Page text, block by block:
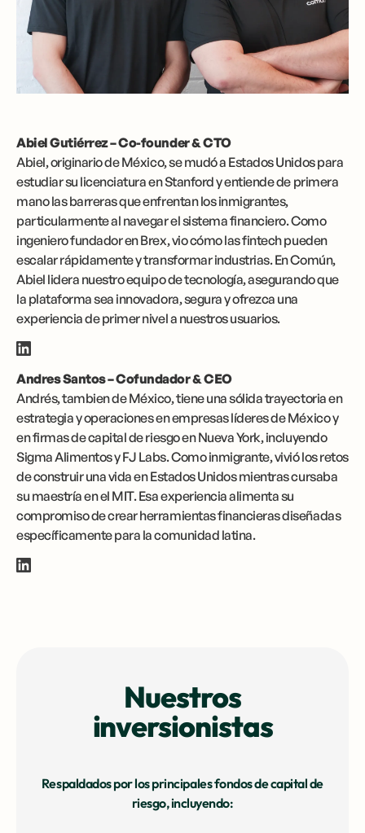
Abiel Gutiérrez – Co-founder & CTO
Abiel, originario de México, se mudó a Estados Unidos para
estudiar su licenciatura en Stanford y entiende de primera
mano las barreras que enfrentan los inmigrantes,
particularmente al navegar el sistema financiero. Como
ingeniero fundador en Brex, vio cómo las fintech pueden
escalar rápidamente y transformar industrias. En Común,
Abiel lidera nuestro equipo de tecnología, asegurando que
la plataforma sea innovadora, segura y ofrezca una
experiencia de primer nivel a nuestros usuarios.
Andres Santos – Cofundador & CEO
Andrés, tambien de México, tiene una sólida trayectoria en
estrategia y operaciones en empresas líderes de México y
en firmas de capital de riesgo en Nueva York, incluyendo
Sigma Alimentos y FJ Labs. Como inmigrante, vivió los retos
de construir una vida en Estados Unidos mientras cursaba
su maestría en el MIT. Esa experiencia alimenta su
compromiso de crear herramientas financieras diseñadas
específicamente para la comunidad latina.
Nuestros
inversionistas
Respaldados por los principales fondos de capital de
riesgo, incluyendo: